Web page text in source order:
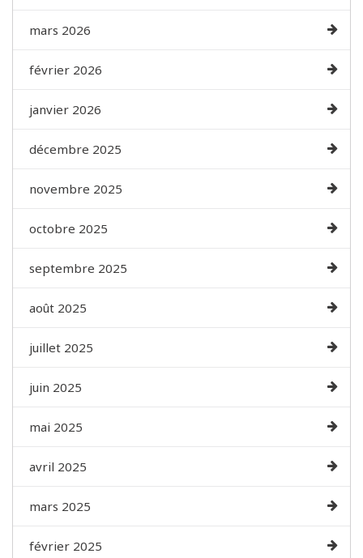
mars 2026
février 2026
janvier 2026
décembre 2025
novembre 2025
octobre 2025
septembre 2025
août 2025
juillet 2025
juin 2025
mai 2025
avril 2025
mars 2025
février 2025